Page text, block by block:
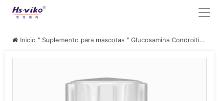
Inicio " Suplemento para mascotas " Glucosamina Condroitina para mascotas